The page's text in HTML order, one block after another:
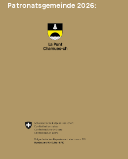
Patronatsgemeinde 2026: